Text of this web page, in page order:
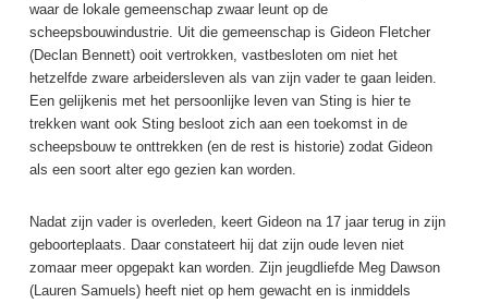
waar de lokale gemeenschap zwaar leunt op de
scheepsbouwindustrie. Uit die gemeenschap is Gideon Fletcher
(Declan Bennett) ooit vertrokken, vastbesloten om niet het
hetzelfde zware arbeidersleven als van zijn vader te gaan leiden.
Een gelijkenis met het persoonlijke leven van Sting is hier te
trekken want ook Sting besloot zich aan een toekomst in de
scheepsbouw te onttrekken (en de rest is historie) zodat Gideon
als een soort alter ego gezien kan worden.
Nadat zijn vader is overleden, keert Gideon na 17 jaar terug in zijn
geboorteplaats. Daar constateert hij dat zijn oude leven niet
zomaar meer opgepakt kan worden. Zijn jeugdliefde Meg Dawson
(Lauren Samuels) heeft niet op hem gewacht en is inmiddels